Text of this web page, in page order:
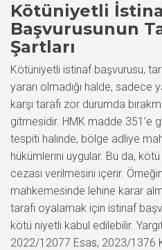
Kötüniyetli
Başvurusunun
Şartları
Kötüniyetli istinaf başvurusu,
yararı olmadığı halde, sadece
karşı tarafı zor durumda
gitmesidir. HMK madde 351’e
tespiti halinde, bölge adliye
hükümlerini uygular. Bu da,
cezası verilmesini içerir.
mahkemesinde lehine karar
tarafı oyalamak için istinaf
kötü niyetli kabul edilebilir.
2022/12077 Esas, 2023/1376